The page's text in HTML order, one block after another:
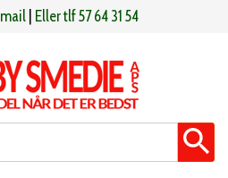
Eller tlf 57 64 31 54
Maskinhandel når det er bedst